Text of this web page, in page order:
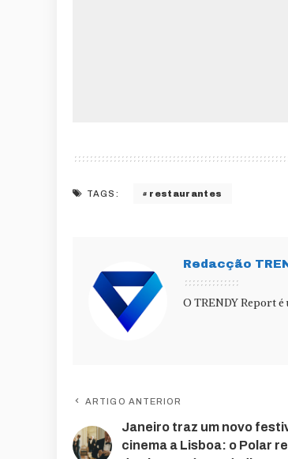
TAGS: restaurantes
Redacção
O TRENDY Report é
ARTIGO ANTERIOR
Janeiro traz um novo
cinema a Lisboa: o Polar